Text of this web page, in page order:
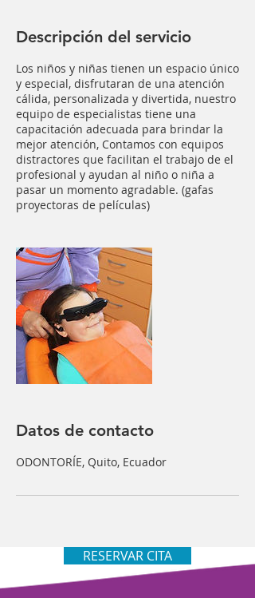
Descripción del servicio
Los niños y niñas tienen un espacio único
y especial, disfrutaran de una atención
cálida, personalizada y divertida, nuestro
equipo de especialistas tiene una
capacitación adecuada para brindar la
mejor atención, Contamos con equipos
distractores que facilitan el trabajo de el
profesional y ayudan al niño o niña a
pasar un momento agradable. (gafas
proyectoras de películas)
Datos de contacto
ODONTORÍE, Quito, Ecuador
RESERVAR CITA